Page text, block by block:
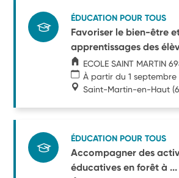
ÉDUCATION POUR TOUS
Favoriser le bien-être
apprentissages des
ECOLE SAINT MARTIN
À partir du 1 septembre
Saint-Martin-en-Haut
ÉDUCATION POUR TOUS
Accompagner des
éducatives en forêt à ...